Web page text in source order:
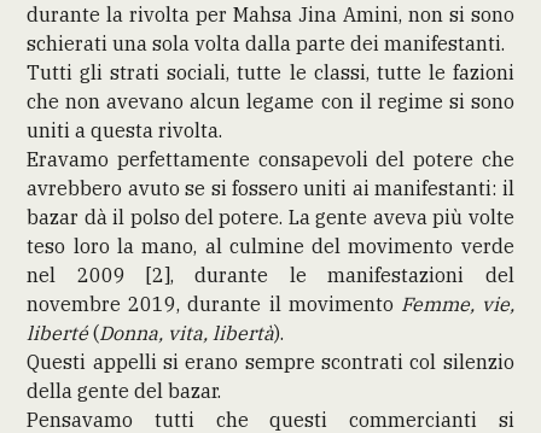
durante la rivolta per Mahsa Jina Amini, non si sono
schierati una sola volta dalla parte dei manifestanti.
Tutti gli strati sociali, tutte le classi, tutte le fazioni
che non avevano alcun legame con il regime si sono
uniti a questa rivolta.
Eravamo perfettamente consapevoli del potere che
avrebbero avuto se si fossero uniti ai manifestanti: il
bazar dà il polso del potere. La gente aveva più volte
teso loro la mano, al culmine del movimento verde
nel 2009 [2], durante le manifestazioni del
novembre 2019, durante il movimento Femme, vie,
liberté(Donna, vita, libertà).
Questi appelli si erano sempre scontrati col silenzio
della gente del bazar.
Pensavamo tutti che questi commercianti si